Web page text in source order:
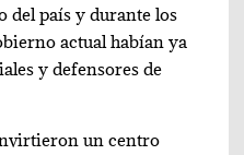
del país y durante los
actual habían ya
y defensores de
un centro